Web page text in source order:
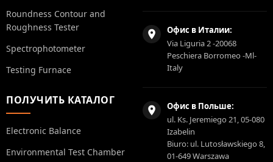
Roundness Contour and
Roughness Tester
Spectrophotometer
Testing Furnace
ПОЛУЧИТЬ КАТАЛОГ
Electronic Balance
Environmental Test Chamber
Офис в Италии:
Via Liguria 2 -20068
Peschiera Borromeo -Ml-
Italy
Офис в Польше:
ul. Ks. Jeremiego 21, 05-080
Izabelin
Biuro: ul. Lutosławskiego 8,
01-649 Warszawa